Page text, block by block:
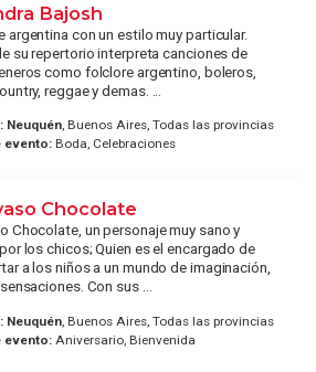
Bajosh
argentina con un estilo muy particular.
su repertorio interpreta canciones de
como folclore argentino, boleros,
reggae y demas. ...
Neuquén, Buenos Aires, Todas las provincias
evento:Boda, Celebraciones
Chocolate
Chocolate, un personaje muy sano y
los chicos; Quien es el encargado de
a los niños a un mundo de imaginación,
Con sus ...
Neuquén, Buenos Aires, Todas las provincias
evento:Aniversario, Bienvenida